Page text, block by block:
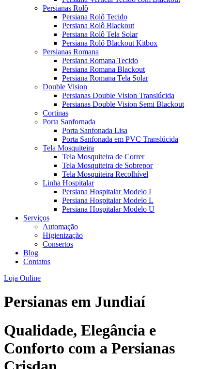
Persianas Rolô
Persiana Rolô Tecido
Persiana Rolô Blackout
Persiana Rolô Tela Solar
Persiana Rolô Blackout Kitbox
Persianas Romana
Persiana Romana Tecido
Persiana Romana Blackout
Persiana Romana Tela Solar
Double Vision
Persianas Double Vision Translúcida
Persianas Double Vision Semi Blackout
Cortinas
Porta Sanfornada
Porta Sanfonada Lisa
Porta Sanfonada em PVC Translúcida
Tela Mosquiteira
Tela Mosquiteira de Correr
Tela Mosquiteira de Sobrepor
Tela Mosquiteira Recolhível
Linha Hospitalar
Persiana Hospitalar Modelo I
Persiana Hospitalar Modelo L
Persiana Hospitalar Modelo U
Serviços
Automação
Higienização
Consertos
Blog
Contatos
Loja Online
Persianas em Jundiaí
Qualidade, Elegância e
Conforto com a Persianas